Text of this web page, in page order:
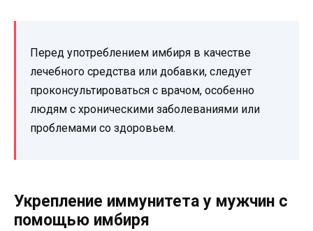
Перед употреблением имбиря в качестве
лечебного средства или добавки, следует
проконсультироваться с врачом, особенно
людям с хроническими заболеваниями или
проблемами со здоровьем.
Укрепление иммунитета у мужчин с
помощью имбиря